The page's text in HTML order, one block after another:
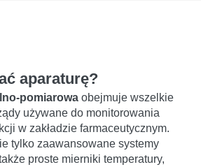
aparaturę?
pomiarowa obejmuje wszelkie
używane do monitorowania
w zakładzie farmaceutycznym.
tylko zaawansowane systemy
proste mierniki temperatury,